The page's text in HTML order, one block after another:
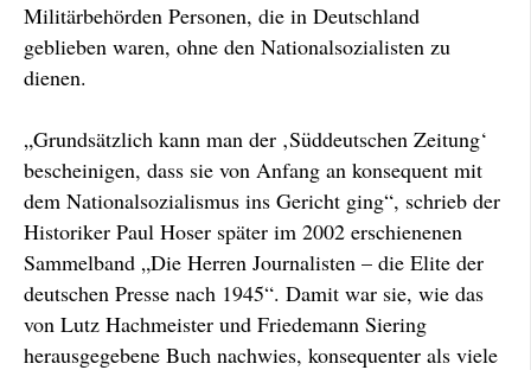
Militärbehörden Personen, die in Deutschland
geblieben waren, ohne den Nationalsozialisten zu
dienen.
„Grundsätzlich kann man der ‚Süddeutschen Zeitung‘
bescheinigen, dass sie von Anfang an konsequent mit
dem Nationalsozialismus ins Gericht ging“, schrieb der
Historiker Paul Hoser später im 2002 erschienenen
Sammelband „Die Herren Journalisten – die Elite der
deutschen Presse nach 1945“. Damit war sie, wie das
von Lutz Hachmeister und Friedemann Siering
herausgegebene Buch nachwies, konsequenter als viele